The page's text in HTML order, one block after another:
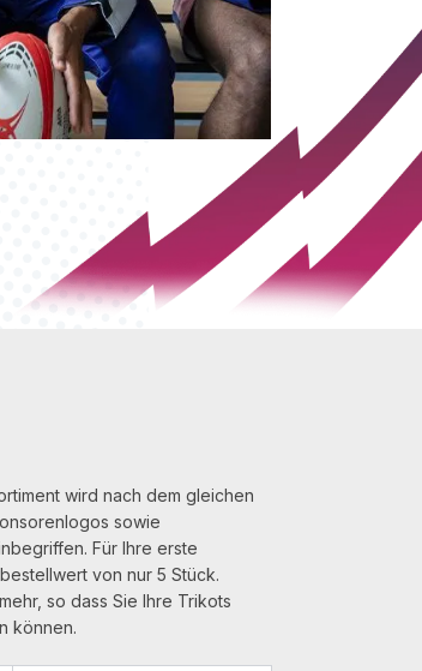
wird nach dem gleichen
sowie
Für Ihre erste
von nur 5 Stück.
so dass Sie Ihre Trikots
können.